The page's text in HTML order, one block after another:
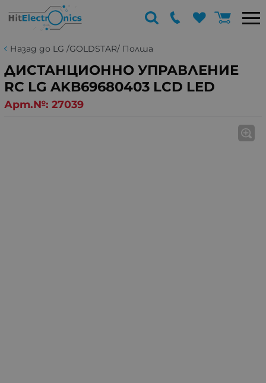
Назад до LG /GOLDSTAR/ Полша
ДИСТАНЦИОННО УПРАВЛЕНИЕ
RC LG AKB69680403 LCD LED
Арт.№: 27039